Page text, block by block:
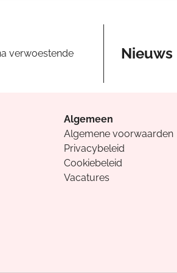
verwoestende
Nieuws
Algemeen
Algemene voorwaarden
Privacybeleid
Cookiebeleid
Vacatures